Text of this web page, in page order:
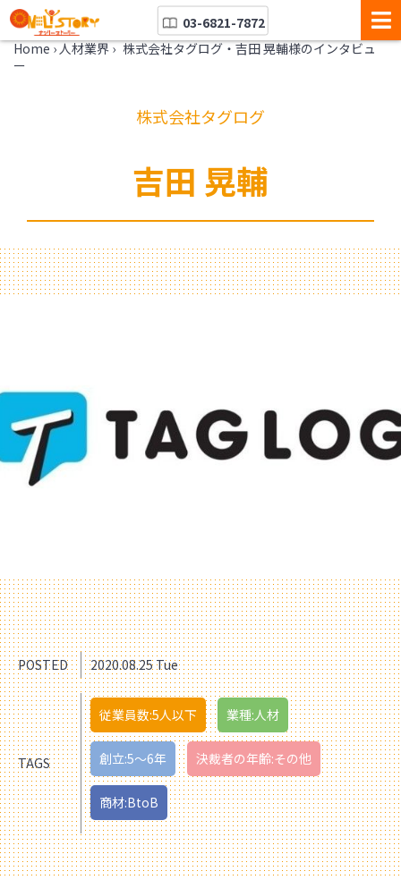
03-6821-7872
Home › 人材業界 › 株式会社タグログ・吉田 晃輔様のインタビュ
ー
株式会社タグログ
吉田 晃輔
POSTED 2020.08.25 Tue
TAGS
従業員数:5人以下 業種:人材
創立:5〜6年 決裁者の年齢:その他
商材:BtoB